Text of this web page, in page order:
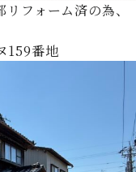
フォーム済の為、
159番地